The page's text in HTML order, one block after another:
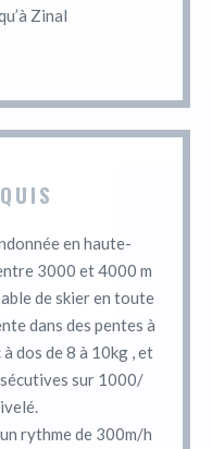
Zinal
en haute-
3000 et 4000 m
de skier en toute
dans des pentes à
dos de 8 à 10kg , et
sur 1000/
rythme de 300m/h